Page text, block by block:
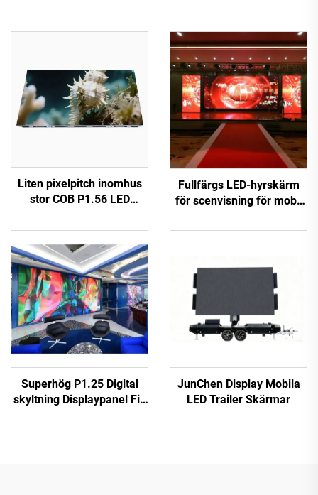
Liten pixelpitch inomhus
stor COB P1.56 LED
displaypanel för hembio
Fullfärgs LED-hyrskärm
för scenvisning för mobil
Superhög P1.25 Digital
skyltning Displaypanel Fin
JunChen Display Mobila
LED Trailer Skärmar